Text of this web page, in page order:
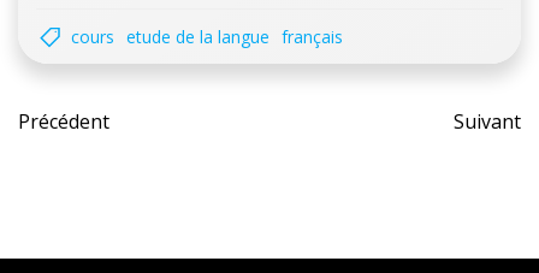
cours etude de la langue français
Post
Précédent Suivant